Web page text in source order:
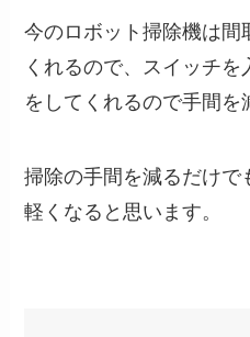
今のロボット掃除機は間
くれるので、スイッチ
をしてくれるので手間を
掃除の手間を減るだけで
軽くなると思います。